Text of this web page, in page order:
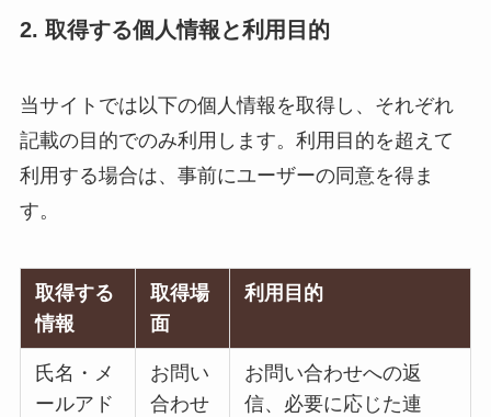
2. 取得する個人情報と利用目的
当サイトでは以下の個人情報を取得し、それぞれ
記載の目的でのみ利用します。利用目的を超えて
利用する場合は、事前にユーザーの同意を得ま
す。
取得する
情報
取得場
面
利用目的
氏名・メ
ールアド
お問い
合わせ
お問い合わせへの返
信、必要に応じた連